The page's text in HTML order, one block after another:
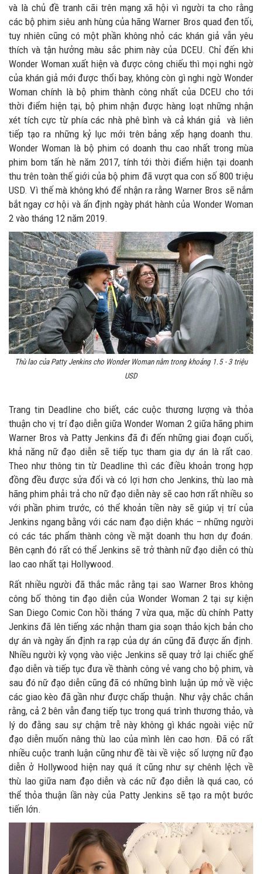
và là chủ đề tranh cãi trên mạng xã hội vì người ta cho rằng
các bộ phim siêu anh hùng của hãng Warner Bros quad đen tối,
tuy nhiên cũng có một phần không nhỏ các khán giả vẫn yêu
thích và tận hưởng màu sắc phim này của DCEU. Chỉ đến khi
Wonder Woman xuất hiện và được công chiếu thì mọi nghi ngờ
của khán giả mới được thổi bay, không còn gì nghi ngờ Wonder
Woman chính là bộ phim thành công nhất của DCEU cho tới
thời điểm hiện tại, bộ phim nhận được hàng loạt những nhận
xét tích cực từ phía các nhà phê bình và cả khán giả và liên
tiếp tạo ra những kỷ lục mới trên bảng xếp hạng doanh thu.
Wonder Woman là bộ phim có doanh thu cao nhất trong mùa
phim bom tấn hè năm 2017, tính tới thời điểm hiện tại doanh
thu trên toàn thế giới của bộ phim đã vượt qua con số 800 triệu
USD. Vì thế mà không khó để nhận ra rằng Warner Bros sẽ nắm
bắt ngay cơ hội và ấn định ngày phát hành của Wonder Woman
2 vào tháng 12 năm 2019.
Thù lao của Patty Jenkins cho Wonder Woman nằm trong khoảng 1.5 - 3 triệu
USD
Trang tin Deadline cho biết, các cuộc thương lượng và thỏa
thuận cho vị trí đạo diễn giữa Wonder Woman 2 giữa hãng phim
Warner Bros và Patty Jenkins đã đi đến những giai đoạn cuối,
khả năng nữ đạo diễn sẽ tiếp tục tham gia dự án là rất cao.
Theo như thông tin từ Deadline thì các điều khoản trong hợp
đồng đều được sửa đổi và có lợi hơn cho Jenkins, thù lao mà
hãng phim phải trả cho nữ đạo diễn này sẽ cao hơn rất nhiều so
với phần phim trước, có thể khoản tiền này sẽ giúp vị trí của
Jenkins ngang bằng với các nam đạo diện khác – những người
có các tác phẩm thành công về mặt doanh thu hơn dự đoán.
Bên cạnh đó rất có thể Jenkins sẽ trở thành nữ đạo diễn có thù
lao cao nhất tại Hollywood.
Rất nhiều người đã thắc mắc rằng tại sao Warner Bros không
công bố thông tin đạo diễn của Wonder Woman 2 tại sự kiện
San Diego Comic Con hồi tháng 7 vừa qua, mặc dù chính Patty
Jenkins đã lên tiếng xác nhận tham gia soạn thảo kịch bản cho
dự án và ngày ấn định ra rạp của dự án cũng đã được ấn định.
Nhiều người kỳ vọng vào việc Jenkins sẽ quay trở lại chiếc ghế
đạo diễn và tiếp tục đưa về thành công vẻ vang cho bộ phim, và
sau đó nữ đạo diễn cũng đã có những bình luận úp mở về việc
các giao kèo đã gần như được chấp thuận. Như vậy chắc chắn
rằng, cả 2 bên vẫn đang tiếp tục trong quá trình thương thảo, và
lý do đằng sau sự chậm trễ này không gì khác ngoài việc nữ
đạo diễn muốn nâng thù lao của mình lên cao hơn. Đã có rất
nhiều cuộc tranh luận cũng như đề tài về việc số lượng nữ đạo
diễn ở Hollywood hiện nay quá ít cũng như sự chênh lệch về
thù lao giữa nam đạo diễn và các nữ đạo diễn là quá cao, có
thể thỏa thuận lần này của Patty Jenkins sẽ tạo ra một bước
tiến lớn.